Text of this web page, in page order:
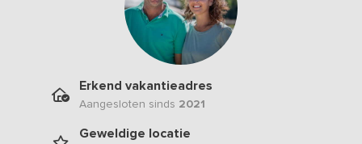
Erkend vakantieadres
Aangesloten sinds 2021
Geweldige locatie